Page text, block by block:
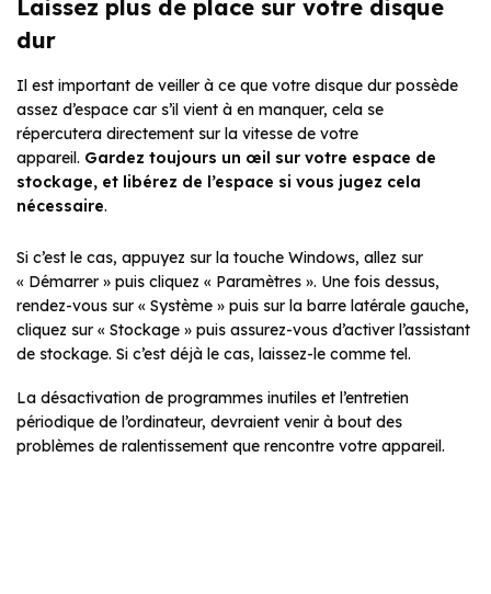
Laissez plus de place sur votre disque
dur
Il est important de veiller à ce que votre disque dur possède
assez d’espace car s’il vient à en manquer, cela se
répercutera directement sur la vitesse de votre
appareil. Gardez toujours un œil sur votre espace de
stockage, et libérez de l’espace si vous jugez cela
nécessaire.
Si c’est le cas, appuyez sur la touche Windows, allez sur
« Démarrer » puis cliquez « Paramètres ». Une fois dessus,
rendez-vous sur « Système » puis sur la barre latérale gauche,
cliquez sur « Stockage » puis assurez-vous d’activer l’assistant
de stockage. Si c’est déjà le cas, laissez-le comme tel.
La désactivation de programmes inutiles et l’entretien
périodique de l’ordinateur, devraient venir à bout des
problèmes de ralentissement que rencontre votre appareil.